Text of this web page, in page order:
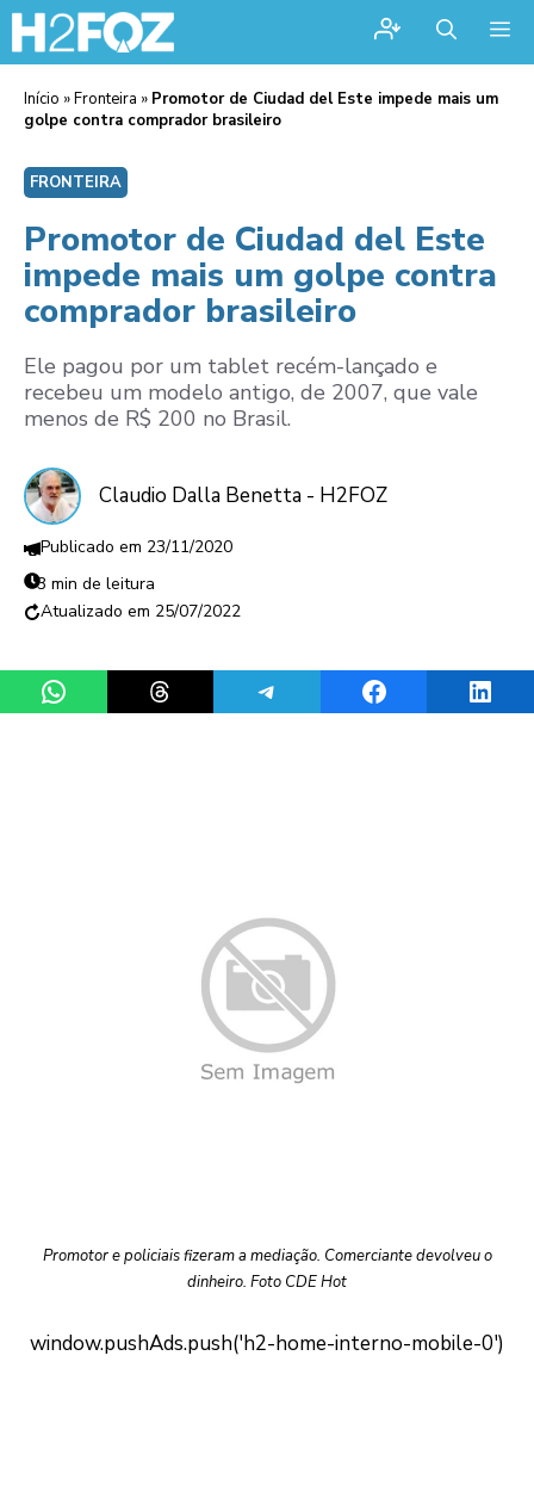
Início »Fronteira » Promotor de Ciudad del Este impede mais um
golpe contra comprador brasileiro
FRONTEIRA
Promotor de Ciudad del Este
impede mais um golpe contra
comprador brasileiro
Ele pagou por um tablet recém-lançado e
recebeu um modelo antigo, de 2007, que vale
menos de R$ 200 no Brasil.
Claudio Dalla Benetta - H2FOZ
23/11/2020
3 min de leitura
25/07/2022
Share on WhatsAppShare on ThreadsShare on TelegramShare on Facebook
Promotor e policiais fizeram a mediação. Comerciante devolveu o
dinheiro. Foto CDE Hot